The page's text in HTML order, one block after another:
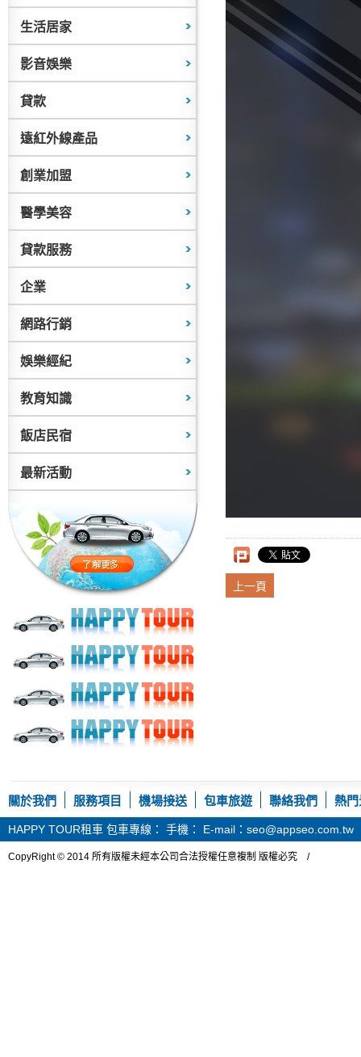
生活居家
影音娛樂
貸款
遠紅外線產品
創業加盟
醫學美容
貸款服務
企業
網路行銷
娛樂經紀
教育知識
飯店民宿
最新活動
上一頁
關於我們 服務項目 機場接送 包車旅遊 聯絡我們 熱
HAPPY TOUR租車 包車專線： 手機： E-mail：seo@appseo.com.tw
CopyRight © 2014 所有版權未經本公司合法授權任意複制 版權必究 /